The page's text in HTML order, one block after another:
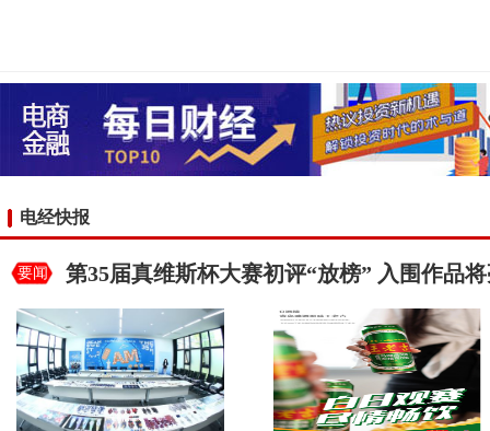
电经快报
要闻 第35届真维斯杯大赛初评“放榜” 入围作品